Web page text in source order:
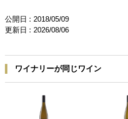
公開日 : 2018/05/09
更新日 : 2026/08/06
ワイナリーが同じワイン